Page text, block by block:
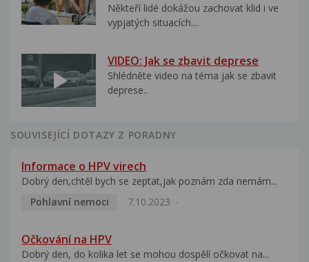
Někteří lidé dokážou zachovat klid i ve
vypjatých situacích....
VIDEO: Jak se zbavit deprese
Shlédněte video na téma jak se zbavit
deprese..
SOUVISEJÍCÍ DOTAZY Z PORADNY
Informace o HPV virech
Dobrý den,chtěl bych se zeptat,jak poznám zda nemám...
Pohlavní nemoci
7.10.2023
Očkování na HPV
Dobrý den, do kolika let se mohou dospělí očkovat na...